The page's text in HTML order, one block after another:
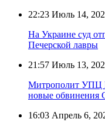
22:23 Июль 14,
На Украине суд
Печерской лавры
21:57 Июль 13,
Митрополит УПЦ
новые обвинения
16:03 Апрель 6,